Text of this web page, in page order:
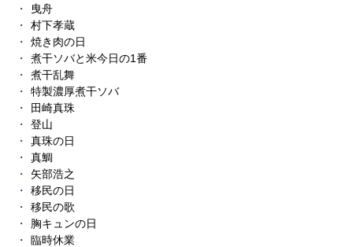
曳舟
村下孝蔵
焼き肉の日
煮干ソバと米今日の1番
煮干乱舞
特製濃厚煮干ソバ
田崎真珠
登山
真珠の日
真鯛
矢部浩之
移民の日
移民の歌
胸キュンの日
臨時休業